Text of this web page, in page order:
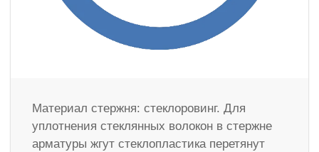
Материал стержня: стеклоровинг. Для
уплотнения стеклянных волокон в стержне
арматуры жгут стеклопластика перетянут